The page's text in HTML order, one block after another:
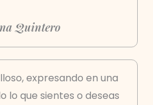
Quintero
expresando en una
lo que sientes o deseas